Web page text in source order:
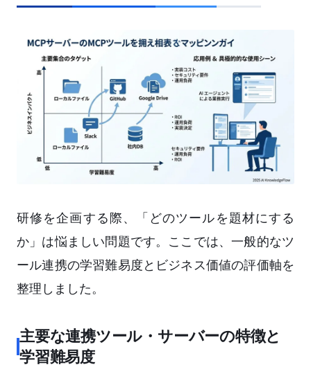
研修を企画する際、「どのツールを題材にする
か」は悩ましい問題です。ここでは、一般的なツ
ール連携の学習難易度とビジネス価値の評価軸を
整理しました。
主要な連携ツール・サーバーの特徴と
学習難易度